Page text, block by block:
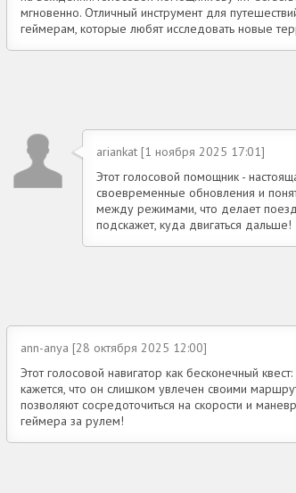
мгновенно. Отличный инструмент для
геймерам, которые любят исследовать новые
ariankat [1 ноября 2025 17:01]
Этот голосовой помощник -
своевременные обновления и
между режимами, что делает
подскажет, куда двигаться дальше!
ann-anya [28 октября 2025 12:00]
Этот голосовой навигатор как бесконечный
кажется, что он слишком увлечен своими
позволяют сосредоточиться на скорости и
геймера за рулем!